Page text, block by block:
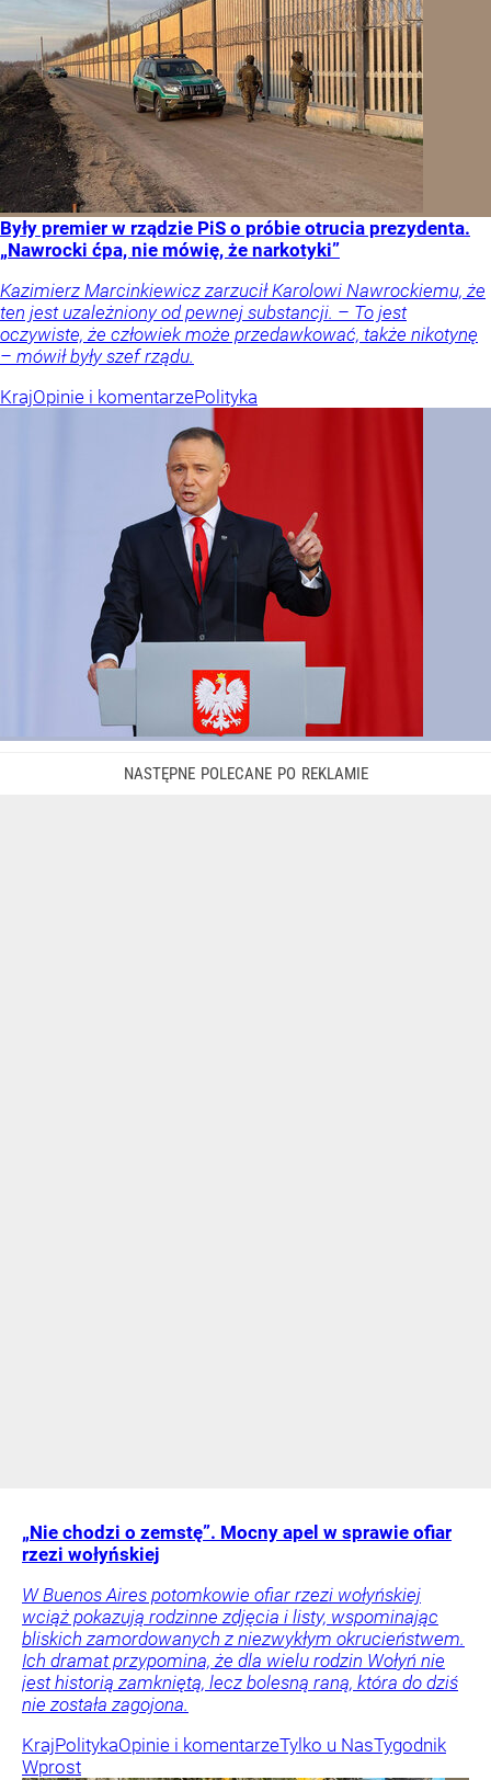
Były premier w rządzie PiS o próbie otrucia prezydenta.
„Nawrocki ćpa, nie mówię, że narkotyki”
Kazimierz Marcinkiewicz zarzucił Karolowi Nawrockiemu, że
ten jest uzależniony od pewnej substancji. – To jest
oczywiste, że człowiek może przedawkować, także nikotynę
– mówił były szef rządu.
KrajOpinie i komentarzePolityka
„Nie chodzi o zemstę”. Mocny apel w sprawie ofiar
rzezi wołyńskiej
W Buenos Aires potomkowie ofiar rzezi wołyńskiej
wciąż pokazują rodzinne zdjęcia i listy, wspominając
bliskich zamordowanych z niezwykłym okrucieństwem.
Ich dramat przypomina, że dla wielu rodzin Wołyń nie
jest historią zamkniętą, lecz bolesną raną, która do dziś
nie została zagojona.
KrajPolitykaOpinie i komentarzeTylko u NasTygodnik
Wprost